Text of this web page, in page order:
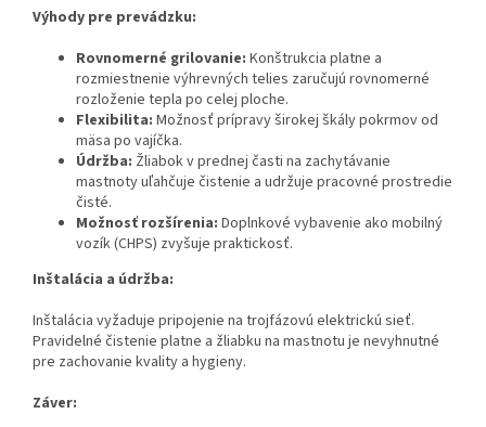
Výhody pre prevádzku:
Rovnomerné grilovanie: Konštrukcia platne a
rozmiestnenie výhrevných telies zaručujú rovnomerné
rozloženie tepla po celej ploche.
Flexibilita: Možnosť prípravy širokej škály pokrmov od
mäsa po vajíčka.
Údržba: Žliabok v prednej časti na zachytávanie
mastnoty uľahčuje čistenie a udržuje pracovné prostredie
čisté.
Možnosť rozšírenia: Doplnkové vybavenie ako mobilný
vozík (CHPS) zvyšuje praktickosť.
Inštalácia a údržba:
Inštalácia vyžaduje pripojenie na trojfázovú elektrickú sieť.
Pravidelné čistenie platne a žliabku na mastnotu je nevyhnutné
pre zachovanie kvality a hygieny.
Záver: